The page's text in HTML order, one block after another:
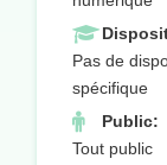
Pas de
spécifique
Public:
Tout public